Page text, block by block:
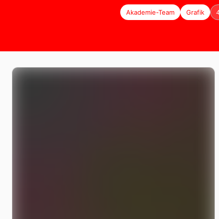
Akademie-Team Grafik